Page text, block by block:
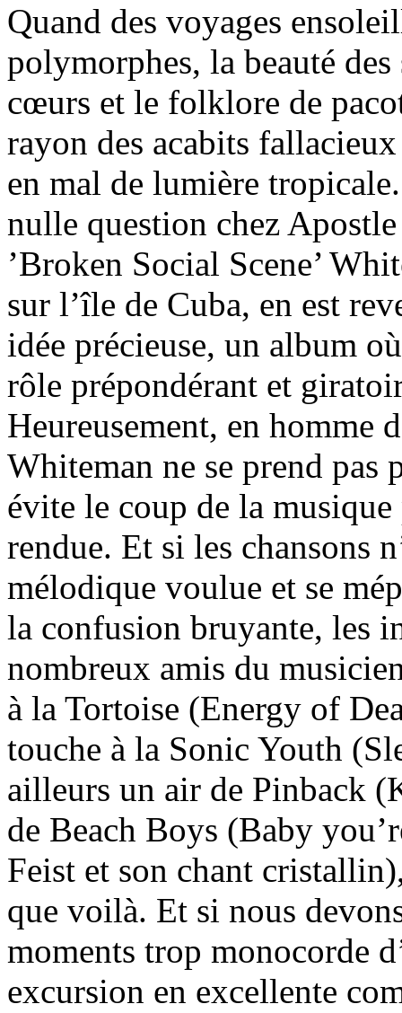
Quand des voyages
polymorphes, la beauté
cœurs et le folklore de
rayon des acabits
en mal de lumière
nulle question chez
’Broken Social Scene’
sur l’île de Cuba, en est
idée précieuse, un album
rôle prépondérant et
Heureusement, en homme
Whiteman ne se prend pas
évite le coup de la
rendue. Et si les chansons
mélodique voulue et se
la confusion bruyante, les
nombreux amis du
à la Tortoise (Energy of
touche à la Sonic Youth
ailleurs un air de Pinback
de Beach Boys (Baby
Feist et son chant
que voilà. Et si nous
moments trop monocorde
excursion en excellente